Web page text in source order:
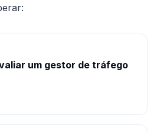
um gestor de tráfego